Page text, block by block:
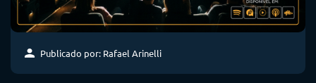
Publicado por: Rafael Arinelli